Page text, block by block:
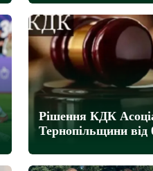
Рішення КДК
Тернопільщини від